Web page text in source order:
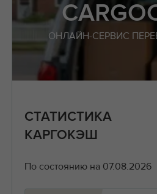
ОНЛАЙН-СЕРВИС
СТАТИСТИКА
КАРГОКЭШ
По состоянию на 07.08.2026